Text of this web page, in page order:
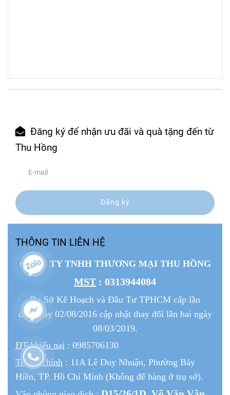
Đăng ký để nhận ưu đãi và quà tặng đến từ
Thu Hồng
Đăng ký
THÔNG TIN LIÊN HỆ
CÔNG TY TNHH THƯƠNG MẠI THU HỒNG
MST : 0313944084
Do Sở Kế Hoạch và Đầu Tư TPHCM cấp lần
đầu ngày 02/08/2016 cập nhật thay đổi lần hai ngày
08/03/2019.
ĐT khiếu nại : 0985706130
Trụ sở chính : 11A Lê Duy Nhuận, Phường Bảy
Hiền, TP. Hồ Chí Minh (Không để hàng ở trụ sở).